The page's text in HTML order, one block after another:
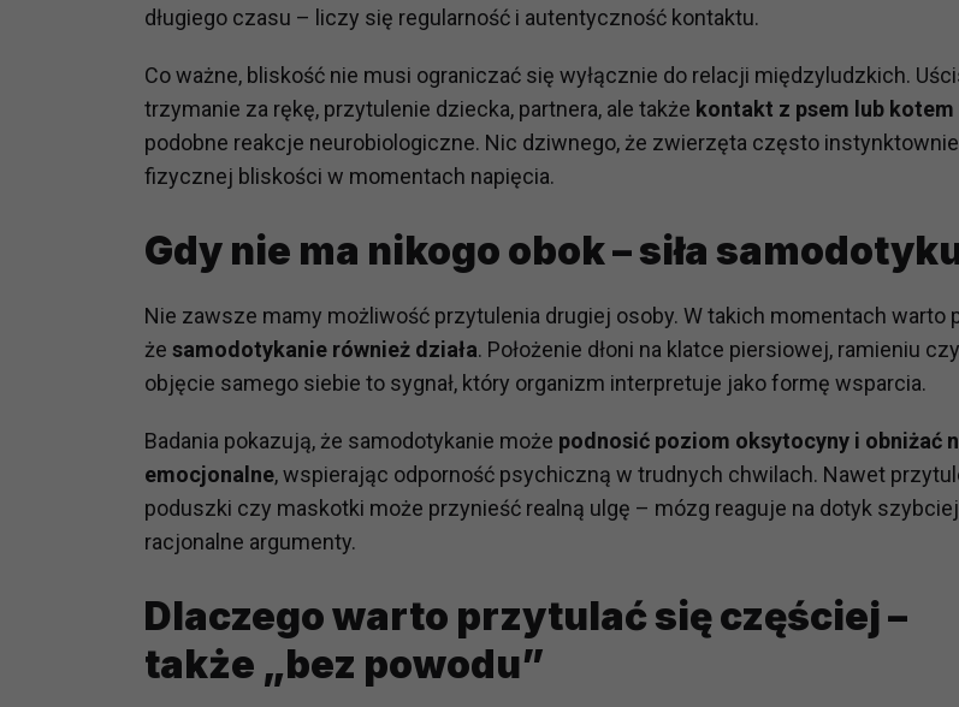
długiego czasu – liczy się regularność i autentyczność kontaktu.
Co ważne, bliskość nie musi ograniczać się wyłącznie do relacji międzyludzkich.
trzymanie za rękę, przytulenie dziecka, partnera, ale także kontakt z psem lub kotem
podobne reakcje neurobiologiczne. Nic dziwnego, że zwierzęta często
fizycznej bliskości w momentach napięcia.
Gdy nie ma nikogo obok – siła
Nie zawsze mamy możliwość przytulenia drugiej osoby. W takich momentach warto
że samodotykanie również działa. Położenie dłoni na klatce piersiowej, ramieniu
objęcie samego siebie to sygnał, który organizm interpretuje jako formę wsparcia.
Badania pokazują, że samodotykanie może podnosić poziom oksytocyny i obniżać
emocjonalne, wspierając odporność psychiczną w trudnych chwilach. Nawet
poduszki czy maskotki może przynieść realną ulgę – mózg reaguje na dotyk
racjonalne argumenty.
Dlaczego warto przytulać się częściej –
także „bez powodu”
potrzebom
Komu możemy przekazać dane?
Zgodnie z obowiązującym prawem Twoje dane możemy przekazywać podmiotom
np. agencjom marketingowym, podwykonawcom naszych usług oraz podmiotom
obowiązującego prawa np. sądy lub organy ścigania – oczywiście tylko gdy
prawną. Pragniemy też wspomnieć, że na większości stron internetowych dane o
Jakie masz prawa w stosunku do Twoich danych?
Masz między innymi prawo do żądania dostępu do danych, sprostowania,
także wycofać zgodę na przetwarzanie danych osobowych, zgłosić sprzeciw oraz
szczegółowo tutaj.
Każde przetwarzanie Twoich danych musi być oparte na właściwej, zgodnej z
Podstawą prawną przetwarzania Twoich danych w celu świadczenia usług, w tym
analizowania ich i udoskonalania oraz zapewniania ich bezpieczeństwa jest
(tymi umowami są zazwyczaj regulaminy lub podobne dokumenty dostępne w
zgody.